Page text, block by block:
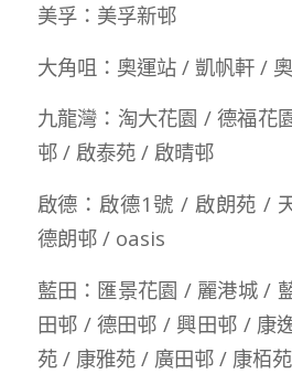
美孚：美孚新邨
大角咀：奧運站 / 凱帆軒 /
九龍灣：淘大花園 / 德福花
邨 / 啟泰苑 / 啟晴邨
啟德：啟德1號 / 啟朗苑 /
德朗邨 / oasis
藍田：匯景花園 / 麗港城 /
田邨 / 德田邨 / 興田邨 / 康
苑 / 康雅苑 / 廣田邨 / 康栢